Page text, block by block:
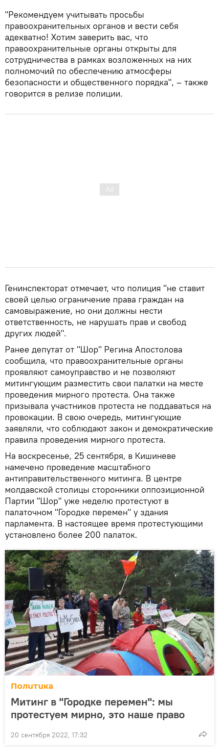
"Рекомендуем учитывать просьбы
правоохранительных органов и вести себя
адекватно! Хотим заверить вас, что
правоохранительные органы открыты для
сотрудничества в рамках возложенных на них
полномочий по обеспечению атмосферы
безопасности и общественного порядка", – также
говорится в релизе полиции.
Генинспекторат отмечает, что полиция "не ставит
своей целью ограничение права граждан на
самовыражение, но они должны нести
ответственность, не нарушать прав и свобод
других людей".
Ранее депутат от "Шор" Регина Апостолова
сообщила, что правоохранительные органы
проявляют самоуправство и не позволяют
митингующим разместить свои палатки на месте
проведения мирного протеста. Она также
призывала участников протеста не поддаваться на
провокации. В свою очередь, митингующие
заявляли, что соблюдают закон и демократические
правила проведения мирного протеста.
На воскресенье, 25 сентября, в Кишиневе
намечено проведение масштабного
антиправительственного митинга. В центре
молдавской столицы сторонники оппозиционной
Партии "Шор" уже неделю протестуют в
палаточном "Городке перемен" у здания
парламента. В настоящее время протестующими
установлено более 200 палаток.
Политика
Митинг в "Городке перемен": мы
протестуем мирно, это наше право
20 сентября 2022, 17:32